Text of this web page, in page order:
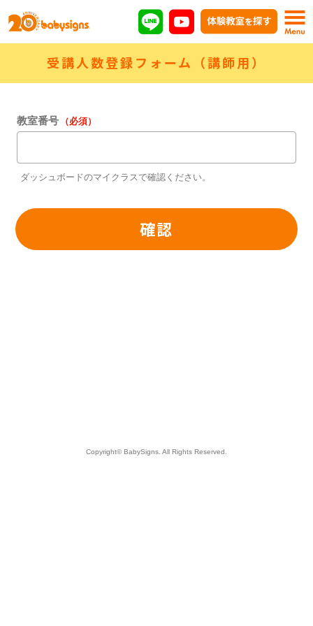
受講人数登録フォーム（講師用）
教室番号 （必須）
ダッシュボードのマイクラスで確認ください。
Copyright© BabySigns. All Rights Reserved.